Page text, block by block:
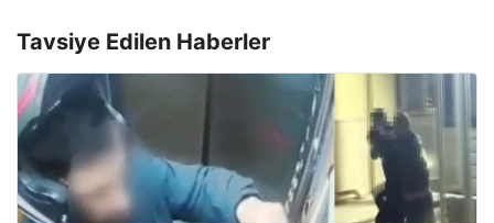
Tavsiye Edilen Haberler